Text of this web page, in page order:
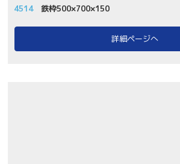
4514 鉄枠500×700×150
詳細ページへ